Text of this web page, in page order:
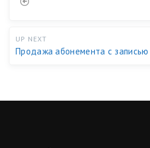
UP NEXT
Продажа абонемента с записью